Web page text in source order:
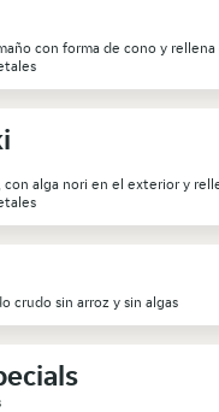
con forma de cono y rellena
con alga nori en el exterior y
crudo sin arroz y sin algas